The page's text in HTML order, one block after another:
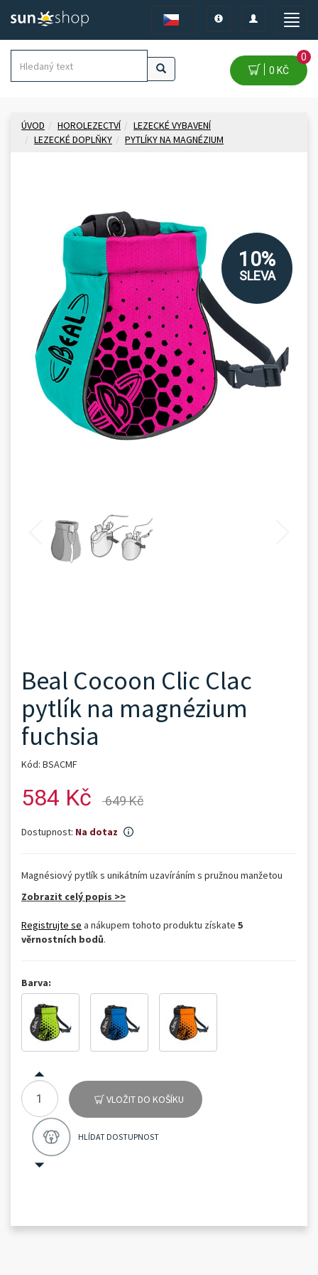
Toggle
Toggle
navigation
Toggle
0 KČ
0
ÚVOD HOROLEZECTVÍ
LEZECKÉ VYBAVENÍ
LEZECKÉ DOPLŇKY
PYTLÍKY NA MAGNÉZIUM
10%
SLEVA
Beal Cocoon Clic Clac
pytlík na magnézium
fuchsia
Kód: BSACMF
584 Kč 649 Kč
Dostupnost: Na dotaz
Magnésiový pytlík s unikátním uzavíráním s pružnou manžetou
Zobrazit celý popis >>
Registrujte se a nákupem tohoto produktu získate 5
věrnostních bodů.
Barva:
VLOŽIT DO KOŠÍKU
HLÍDAT DOSTUPNOST